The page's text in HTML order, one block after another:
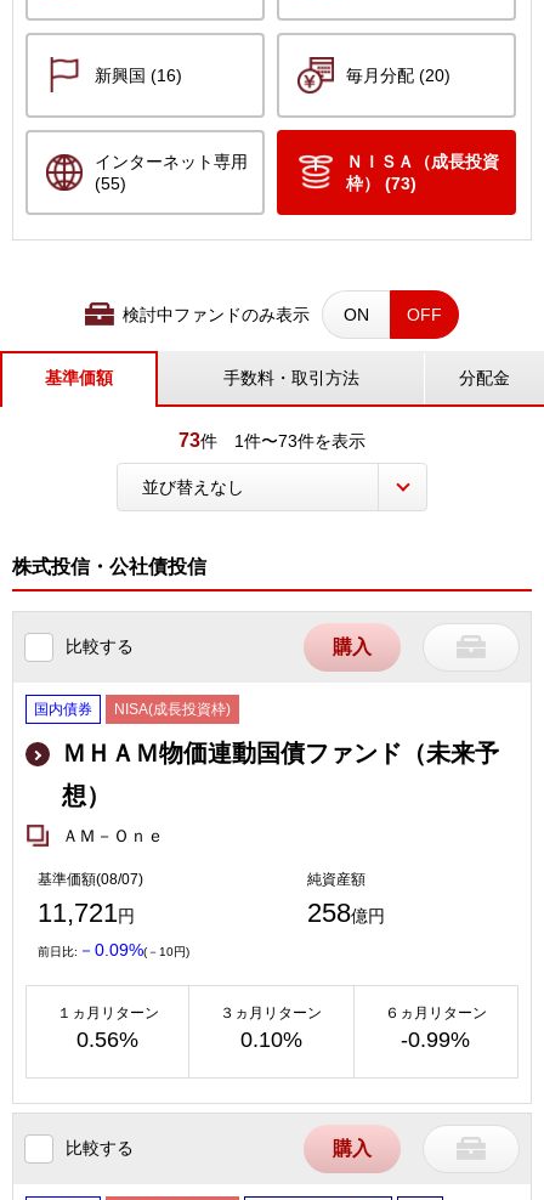
新興国 (16) 毎月分配 (20)
インターネット専用
(55)
ＮＩＳＡ（成長投資
枠） (73)
検討中ファンドのみ表示 ON OFF
基準価額 手数料・取引方法 分配金
73件 1件〜73件を表示
株式投信・公社債投信
比較する 購入
国内債券 NISA(成長投資枠)
ＭＨＡＭ物価連動国債ファンド（未来予
想）
ＡＭ－Ｏｎｅ
基準価額(08/07)
11,721円
純資産額
258億円
前日比: －0.09%(－10円)
１ヵ月リターン
0.56%
３ヵ月リターン
0.10%
６ヵ月リターン
-0.99%
比較する 購入